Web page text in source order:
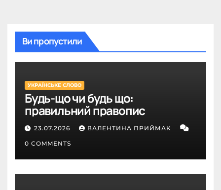
Ви пропустили
УКРАЇНСЬКЕ СЛОВО
Будь-що чи будь що:
правильний правопис
23.07.2026 ВАЛЕНТИНА ПРИЙМАК
0 COMMENTS